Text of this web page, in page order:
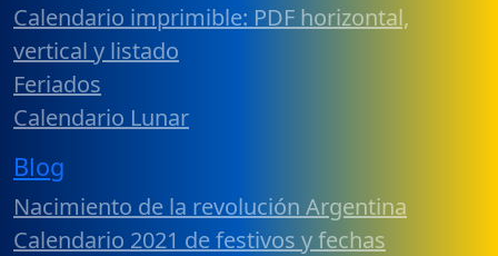
Calendario imprimible: PDF horizontal,
vertical y listado
Feriados
Calendario Lunar
Blog
Nacimiento de la revolución Argentina
Calendario 2021 de festivos y fechas